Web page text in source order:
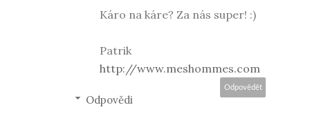
Káro na káre? Za nás super! :)
Patrik
http://www.meshommes.com
Odpovědět
Odpovědi